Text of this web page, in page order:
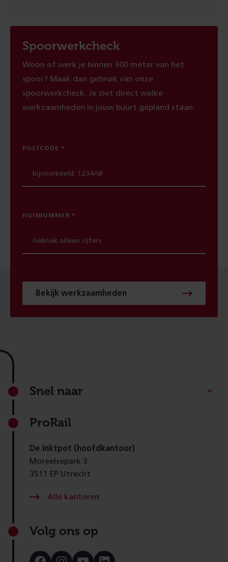
Spoorwerkcheck
Woon of werk je binnen 300 meter van het
spoor? Maak dan gebruik van onze
spoorwerkcheck. Je ziet direct welke
werkzaamheden in jouw buurt gepland staan.
POSTCODE
HUISNUMMER
Bekijk werkzaamheden
Footer
Snel naar
ProRail
De Inktpot (hoofdkantoor)
Moreelsepark 3
3511 EP Utrecht
Alle kantoren
Volg ons op